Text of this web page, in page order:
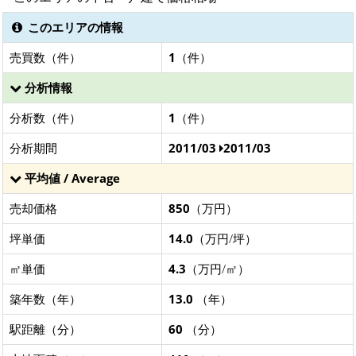
このエリアの情報
売買数（件）
1 （件）
分析情報
分析数（件）
1 （件）
分析期間
2011/03 2011/03
平均値 / Average
売却価格
850 （万円）
坪単価
14.0 （万円/坪）
㎡単価
4.3 （万円/㎡）
築年数（年）
13.0 （年）
駅距離（分）
60 （分）